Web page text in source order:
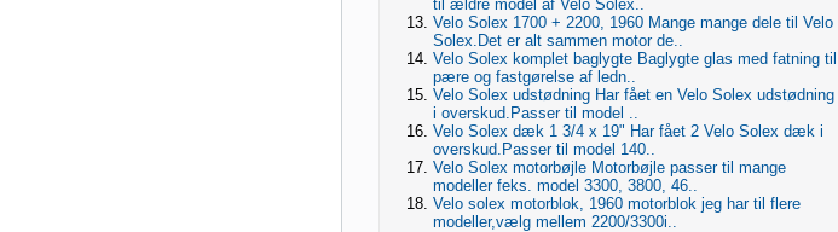
til ældre model af Velo Solex..
Velo Solex 1700 + 2200, 1960 Mange mange dele til Velo
Solex.Det er alt sammen motor de..
Velo Solex komplet baglygte Baglygte glas med fatning til
pære og fastgørelse af ledn..
Velo Solex udstødning Har fået en Velo Solex udstødning
i overskud.Passer til model ..
Velo Solex dæk 1 3/4 x 19" Har fået 2 Velo Solex dæk i
overskud.Passer til model 140..
Velo Solex motorbøjle Motorbøjle passer til mange
modeller feks. model 3300, 3800, 46..
Velo solex motorblok, 1960 motorblok jeg har til flere
modeller,vælg mellem 2200/3300i..